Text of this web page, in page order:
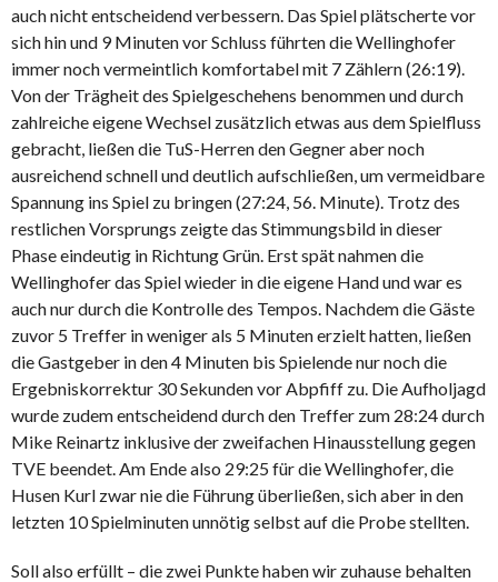
auch nicht entscheidend verbessern. Das Spiel plätscherte vor
sich hin und 9 Minuten vor Schluss führten die Wellinghofer
immer noch vermeintlich komfortabel mit 7 Zählern (26:19).
Von der Trägheit des Spielgeschehens benommen und durch
zahlreiche eigene Wechsel zusätzlich etwas aus dem Spielfluss
gebracht, ließen die TuS-Herren den Gegner aber noch
ausreichend schnell und deutlich aufschließen, um vermeidbare
Spannung ins Spiel zu bringen (27:24, 56. Minute). Trotz des
restlichen Vorsprungs zeigte das Stimmungsbild in dieser
Phase eindeutig in Richtung Grün. Erst spät nahmen die
Wellinghofer das Spiel wieder in die eigene Hand und war es
auch nur durch die Kontrolle des Tempos. Nachdem die Gäste
zuvor 5 Treffer in weniger als 5 Minuten erzielt hatten, ließen
die Gastgeber in den 4 Minuten bis Spielende nur noch die
Ergebniskorrektur 30 Sekunden vor Abpfiff zu. Die Aufholjagd
wurde zudem entscheidend durch den Treffer zum 28:24 durch
Mike Reinartz inklusive der zweifachen Hinausstellung gegen
TVE beendet. Am Ende also 29:25 für die Wellinghofer, die
Husen Kurl zwar nie die Führung überließen, sich aber in den
letzten 10 Spielminuten unnötig selbst auf die Probe stellten.
Soll also erfüllt – die zwei Punkte haben wir zuhause behalten